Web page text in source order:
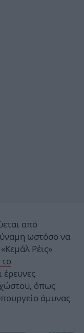
από
ωστόσο να
Ρέις»
έρευνες
όπως
άμυνας